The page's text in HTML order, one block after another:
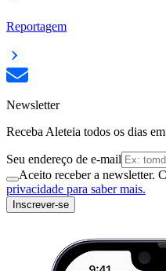
Reportagem
Newsletter
Receba Aleteia todos os dias
Seu endereço de e-mail
Aceito receber a newsletter.
privacidade para saber mais.
Inscrever-se